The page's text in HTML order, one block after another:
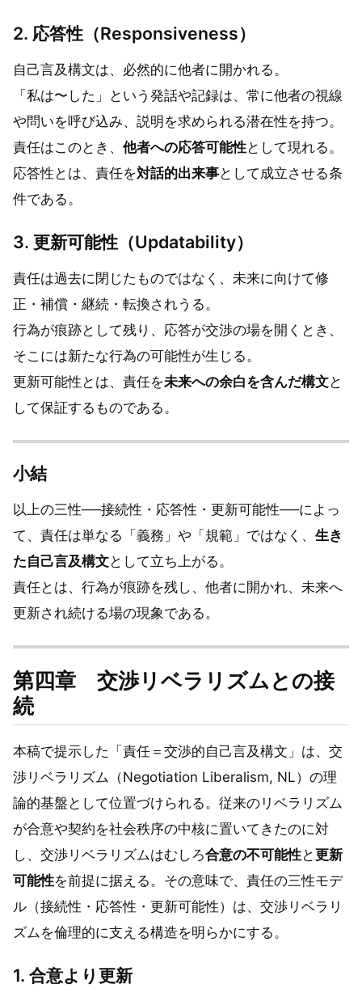
2. 応答性（Responsiveness）
自己言及構文は、必然的に他者に開かれる。
「私は〜した」という発話や記録は、常に他者の視線
や問いを呼び込み、説明を求められる潜在性を持つ。
責任はこのとき、 他者への応答可能性として現れる。
応答性とは、責任を対話的出来事として成立させる条
件である。
3. 更新可能性（Updatability）
責任は過去に閉じたものではなく、未来に向けて修
正・補償・継続・転換されうる。
行為が痕跡として残り、応答が交渉の場を開くとき、
そこには新たな行為の可能性が生じる。
更新可能性とは、責任を未来への余白を含んだ構文と
して保証するものである。
小結
以上の三性──接続性・応答性・更新可能性──によっ
て、責任は単なる「義務」や「規範」ではなく、 生き
た自己言及構文として立ち上がる。
責任とは、行為が痕跡を残し、他者に開かれ、未来へ
更新され続ける場の現象である。
第四章 交渉リベラリズムとの接
続
本稿で提示した「責任＝交渉的自己言及構文」は、交
渉リベラリズム（Negotiation Liberalism, NL）の理
論的基盤として位置づけられる。従来のリベラリズム
が合意や契約を社会秩序の中核に置いてきたのに対
し、交渉リベラリズムはむしろ合意の不可能性と更新
可能性を前提に据える。その意味で、責任の三性モデ
ル（接続性・応答性・更新可能性）は、交渉リベラリ
ズムを倫理的に支える構造を明らかにする。
1. 合意より更新